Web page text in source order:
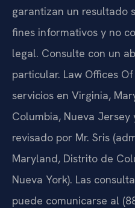
garantizan un resultado
fines informativos y no
legal. Consulte con un
particular. Law Offices Of
servicios en Virginia,
Columbia, Nueva
revisado por Mr. Sris
Maryland, Distrito de
Nueva York). Las
puede comunicarse al